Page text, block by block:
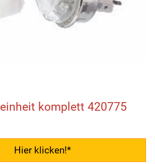
komplett 420775
Hier klicken!*